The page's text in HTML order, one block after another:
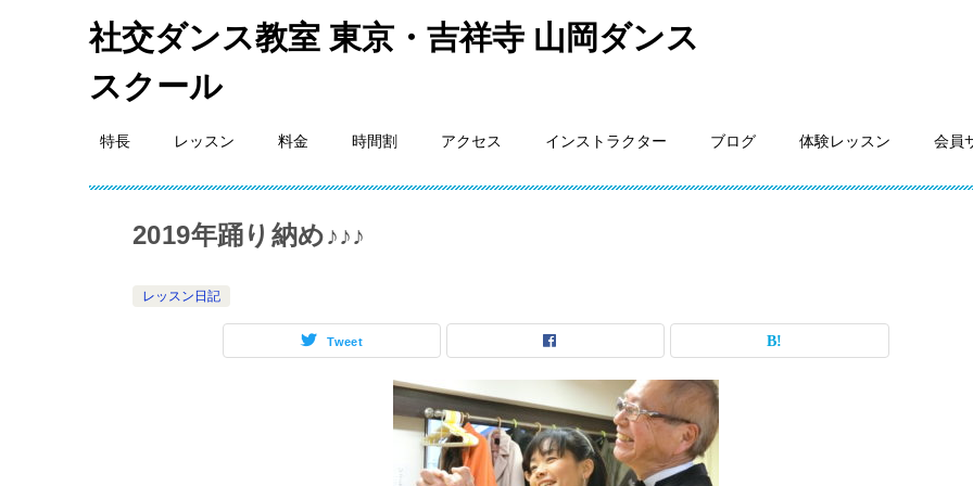
社交ダンス教室 東京・吉祥寺 山岡ダンス
スクール
特長 レッスン 料金 時間割 アクセス インストラクター ブログ 体験レッスン 会員
2019年踊り納め♪♪♪
レッスン日記
Tweet